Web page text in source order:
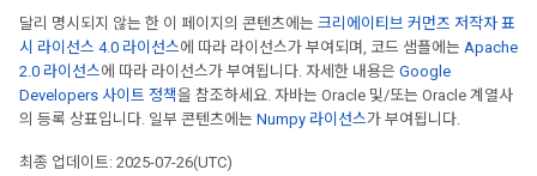
달리 명시되지 않는 한 이 페이지의 콘텐츠에는 크리에이티브 커먼즈 저작자 표
시 라이선스 4.0 라이선스에 따라 라이선스가 부여되며, 코드 샘플에는 Apache
2.0 라이선스에 따라 라이선스가 부여됩니다. 자세한 내용은 Google
Developers 사이트 정책을 참조하세요. 자바는 Oracle 및/또는 Oracle 계열사
의 등록 상표입니다. 일부 콘텐츠에는 Numpy 라이선스가 부여됩니다.
최종 업데이트: 2025-07-26(UTC)